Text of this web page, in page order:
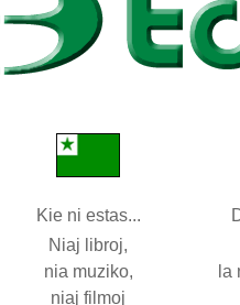
Kie ni estas...
Niaj libroj,
nia muziko,
niaj filmoj
la